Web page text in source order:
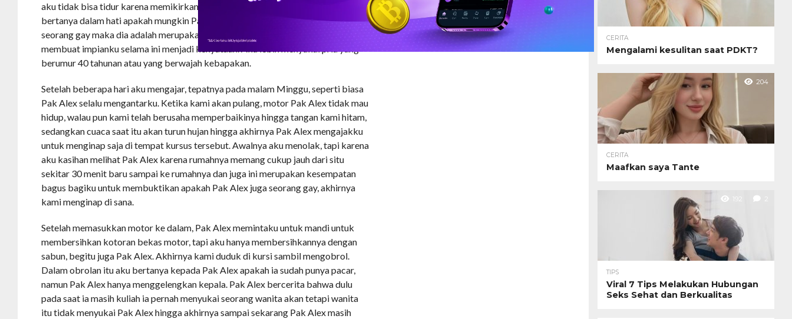
aku tidak bisa tidur karena memikirkan apa yang telah dilakukan Pak Alex, aku
bertanya dalam hati apakah mungkin Pak Alex juga seorang gay. Kalau ia memang
seorang gay maka dia adalah merupakan cowok idamanku selama ini yang akan
membuat impianku selama ini menjadi kenyataan. Aku lebih menyukai pria yang
berumur 40 tahunan atau yang berwajah kebapakan.
Setelah beberapa hari aku mengajar, tepatnya pada malam Minggu, seperti biasa
Pak Alex selalu mengantarku. Ketika kami akan pulang, motor Pak Alex tidak mau
hidup, walau pun kami telah berusaha memperbaikinya hingga tangan kami hitam,
sedangkan cuaca saat itu akan turun hujan hingga akhirnya Pak Alex mengajakku
untuk menginap saja di tempat kursus tersebut. Awalnya aku menolak, tapi karena
aku kasihan melihat Pak Alex karena rumahnya memang cukup jauh dari situ
sekitar 30 menit baru sampai ke rumahnya dan juga ini merupakan kesempatan
bagus bagiku untuk membuktikan apakah Pak Alex juga seorang gay, akhirnya
kami menginap di sana.
Setelah memasukkan motor ke dalam, Pak Alex memintaku untuk mandi untuk
membersihkan kotoran bekas motor, tapi aku hanya membersihkannya dengan
sabun, begitu juga Pak Alex. Akhirnya kami duduk di kursi sambil mengobrol.
Dalam obrolan itu aku bertanya kepada Pak Alex apakah ia sudah punya pacar,
namun Pak Alex hanya menggelengkan kepala. Pak Alex bercerita bahwa dulu
pada saat ia masih kuliah ia pernah menyukai seorang wanita akan tetapi wanita
itu tidak menyukai Pak Alex hingga akhirnya sampai sekarang Pak Alex masih
CERITA
Mengalami kesulitan saat PDKT?
204
CERITA
Maafkan saya Tante
192 2
TIPS
Viral 7 Tips Melakukan Hubungan
Seks Sehat dan Berkualitas